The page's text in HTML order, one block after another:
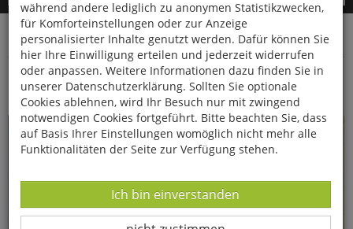
Startseite Bücher Essen & Trinken
Sauerteigbrot für jeden Tag
während andere lediglich zu anonymen Statistikzwecken,
für Komforteinstellungen oder zur Anzeige
personalisierter Inhalte genutzt werden. Dafür können Sie
hier Ihre Einwilligung erteilen und jederzeit widerrufen
oder anpassen. Weitere Informationen dazu finden Sie in
unserer Datenschutzerklärung. Sollten Sie optionale
Cookies ablehnen, wird Ihr Besuch nur mit zwingend
notwendigen Cookies fortgeführt. Bitte beachten Sie, dass
auf Basis Ihrer Einstellungen womöglich nicht mehr alle
Funktionalitäten der Seite zur Verfügung stehen.
Datenverarbeitung -
Ich bin einverstanden